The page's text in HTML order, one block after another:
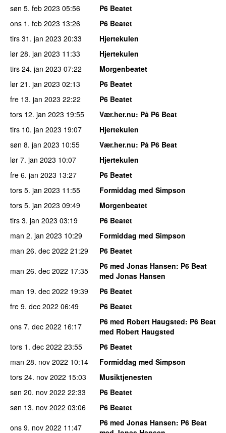
søn 5. feb 2023 05:56
P6 Beatet
ons 1. feb 2023 13:26
P6 Beatet
tirs 31. jan 2023 20:33
Hjertekulen
lør 28. jan 2023 11:33
Hjertekulen
tirs 24. jan 2023 07:22
Morgenbeatet
lør 21. jan 2023 02:13
P6 Beatet
fre 13. jan 2023 22:22
P6 Beatet
tors 12. jan 2023 19:55 Vær.her.nu: På P6 Beat
tirs 10. jan 2023 19:07
Hjertekulen
søn 8. jan 2023 10:55 Vær.her.nu: På P6 Beat
lør 7. jan 2023 10:07
Hjertekulen
fre 6. jan 2023 13:27
P6 Beatet
tors 5. jan 2023 11:55
Formiddag med Simpson
tors 5. jan 2023 09:49
Morgenbeatet
tirs 3. jan 2023 03:19
P6 Beatet
man 2. jan 2023 10:29
Formiddag med Simpson
man 26. dec 2022 21:29
P6 Beatet
man 26. dec 2022 17:35 P6 med Jonas Hansen: P6 Beat
med Jonas Hansen
man 19. dec 2022 19:39
P6 Beatet
fre 9. dec 2022 06:49
P6 Beatet
ons 7. dec 2022 16:17 P6 med Robert Haugsted: P6 Beat
med Robert Haugsted
tors 1. dec 2022 23:55
P6 Beatet
man 28. nov 2022 10:14
Formiddag med Simpson
tors 24. nov 2022 15:03
Musiktjenesten
søn 20. nov 2022 22:33
P6 Beatet
søn 13. nov 2022 03:06
P6 Beatet
ons 9. nov 2022 11:47 P6 med Jonas Hansen: P6 Beat